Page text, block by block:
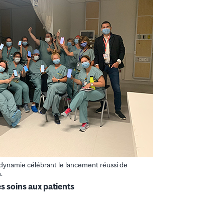
célébrant le lancement réussi de
soins aux patients